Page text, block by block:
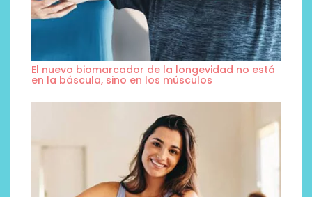
El nuevo biomarcador de la longevidad no está
en la báscula, sino en los músculos